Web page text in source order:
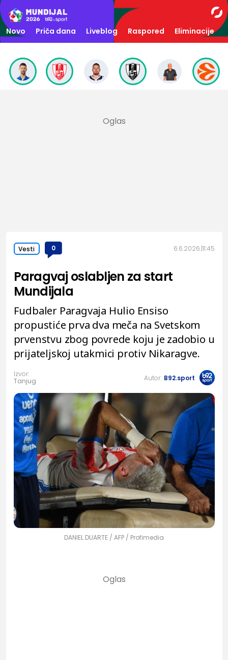
Novo Priča dana Liveblog Raspored Eliminacije
Vesti 0 6.6.2026. 11:45
Paragvaj oslabljen za start
Mundijala
Fudbaler Paragvaja Hulio Ensiso
propustiće prva dva meča na Svetskom
prvenstvu zbog povrede koju je zadobio u
prijateljskoj utakmici protiv Nikaragve.
Izvor:
Tanjug
Autor: B92.sport
DANIEL DUARTE / AFP / Profimedia